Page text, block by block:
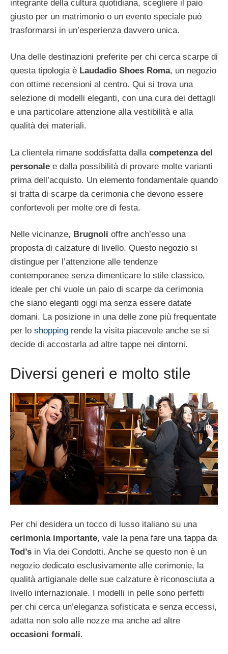
integrante della cultura quotidiana, scegliere il paio
giusto per un matrimonio o un evento speciale può
trasformarsi in un’esperienza davvero unica.
Una delle destinazioni preferite per chi cerca scarpe di
questa tipologia è Laudadio Shoes Roma, un negozio
con ottime recensioni al centro. Qui si trova una
selezione di modelli eleganti, con una cura dei dettagli
e una particolare attenzione alla vestibilità e alla
qualità dei materiali.
La clientela rimane soddisfatta dalla competenza del
personale e dalla possibilità di provare molte varianti
prima dell’acquisto. Un elemento fondamentale quando
si tratta di scarpe da cerimonia che devono essere
confortevoli per molte ore di festa.
Nelle vicinanze, Brugnoli offre anch’esso una
proposta di calzature di livello. Questo negozio si
distingue per l’attenzione alle tendenze
contemporanee senza dimenticare lo stile classico,
ideale per chi vuole un paio di scarpe da cerimonia
che siano eleganti oggi ma senza essere datate
domani. La posizione in una delle zone più frequentate
per lo shopping rende la visita piacevole anche se si
decide di accostarla ad altre tappe nei dintorni.
Diversi generi e molto stile
Per chi desidera un tocco di lusso italiano su una
cerimonia importante, vale la pena fare una tappa da
Tod’s in Via dei Condotti. Anche se questo non è un
negozio dedicato esclusivamente alle cerimonie, la
qualità artigianale delle sue calzature è riconosciuta a
livello internazionale. I modelli in pelle sono perfetti
per chi cerca un’eleganza sofisticata e senza eccessi,
adatta non solo alle nozze ma anche ad altre
occasioni formali.